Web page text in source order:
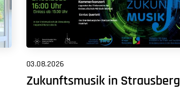
03.08.2026
Zukunftsmusik in Strausberg